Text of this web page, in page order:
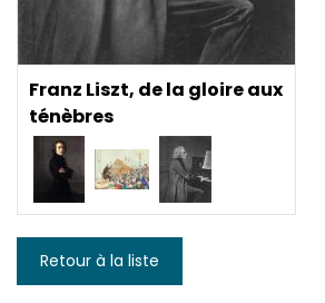
Franz Liszt, de la gloire aux
ténèbres
Retour à la liste